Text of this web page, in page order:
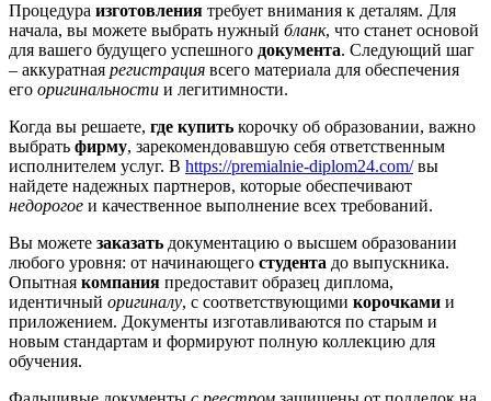
Процедура изготовления требует внимания к деталям. Для
начала, вы можете выбрать нужный бланк, что станет основой
для вашего будущего успешного документа. Следующий шаг
– аккуратная регистрация всего материала для обеспечения
его оригинальности и легитимности.
Когда вы решаете, где купить корочку об образовании, важно
выбрать фирму, зарекомендовавшую себя ответственным
исполнителем услуг. В https://premialnie-diplom24.com/вы
найдете надежных партнеров, которые обеспечивают
недорогое и качественное выполнение всех требований.
Вы можете заказать документацию о высшем образовании
любого уровня: от начинающего студента до выпускника.
Опытная компания предоставит образец диплома,
идентичный оригиналу, с соответствующими корочками и
приложением. Документы изготавливаются по старым и
новым стандартам и формируют полную коллекцию для
обучения.